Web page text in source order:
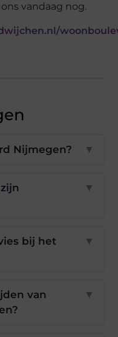
vandaag nog.
Nijmegen? ▼
▼
bij het
▼
van
▼